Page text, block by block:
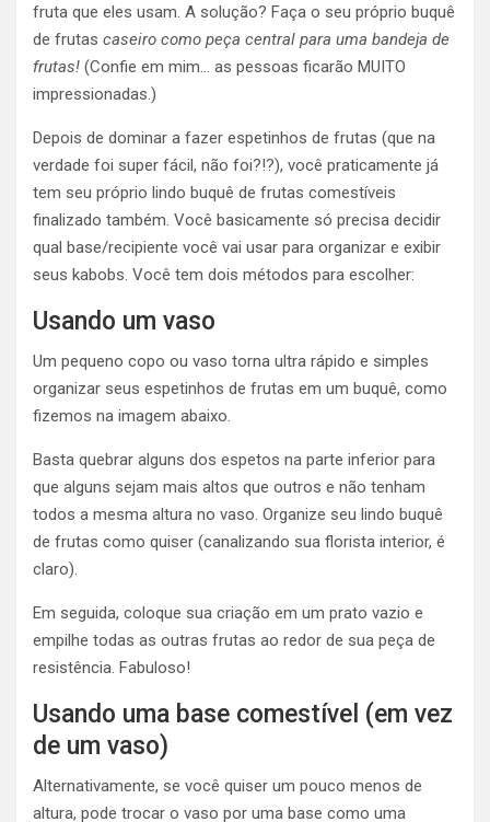
fruta que eles usam. A solução? Faça o seu próprio buquê
de frutas caseiro como peça central para uma bandeja de
frutas! (Confie em mim… as pessoas ficarão MUITO
impressionadas.)
Depois de dominar a fazer espetinhos de frutas (que na
verdade foi super fácil, não foi?!?), você praticamente já
tem seu próprio lindo buquê de frutas comestíveis
finalizado também. Você basicamente só precisa decidir
qual base/recipiente você vai usar para organizar e exibir
seus kabobs. Você tem dois métodos para escolher:
Usando um vaso
Um pequeno copo ou vaso torna ultra rápido e simples
organizar seus espetinhos de frutas em um buquê, como
fizemos na imagem abaixo.
Basta quebrar alguns dos espetos na parte inferior para
que alguns sejam mais altos que outros e não tenham
todos a mesma altura no vaso. Organize seu lindo buquê
de frutas como quiser (canalizando sua florista interior, é
claro).
Em seguida, coloque sua criação em um prato vazio e
empilhe todas as outras frutas ao redor de sua peça de
resistência. Fabuloso!
Usando uma base comestível (em vez
de um vaso)
Alternativamente, se você quiser um pouco menos de
altura, pode trocar o vaso por uma base como uma